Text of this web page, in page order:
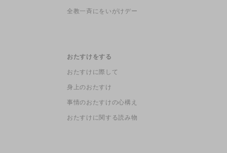
全教一斉にをいがけデー
おたすけをする
おたすけに際して
身上のおたすけ
事情のおたすけの心構え
おたすけに関する読み物